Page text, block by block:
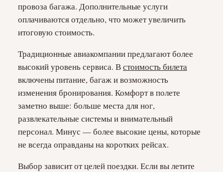
провоза багажа. Дополнительные услуги
оплачиваются отдельно, что может увеличить
итоговую стоимость.
Традиционные авиакомпании предлагают более
высокий уровень сервиса. Встоимость билета
включены питание, багаж и возможность
изменения бронирования. Комфорт в полете
заметно выше: больше места для ног,
развлекательные системы и внимательный
персонал. Минус — более высокие цены, которые
не всегда оправданы на коротких рейсах.
Выбор зависит от целей поездки. Если вы летите